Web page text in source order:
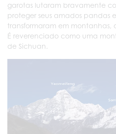
garotas lutaram bravamente
proteger seus amados pandas
transformaram em montanhas,
É reverenciado como uma
de Sichuan.